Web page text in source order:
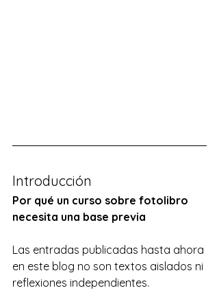
Introducción
Por qué un curso sobre fotolibro
necesita una base previa
Las entradas publicadas hasta ahora
en este blog no son textos aislados ni
reflexiones independientes.